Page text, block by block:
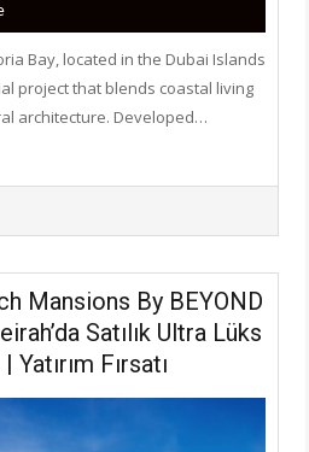
Bay, located in the Dubai Islands
project that blends coastal living
architecture. Developed…
Mansions By BEYOND
Satılık Ultra Lüks
Fırsatı